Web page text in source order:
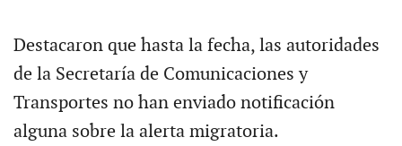
Destacaron que hasta la fecha, las autoridades
de la Secretaría de Comunicaciones y
Transportes no han enviado notificación
alguna sobre la alerta migratoria.